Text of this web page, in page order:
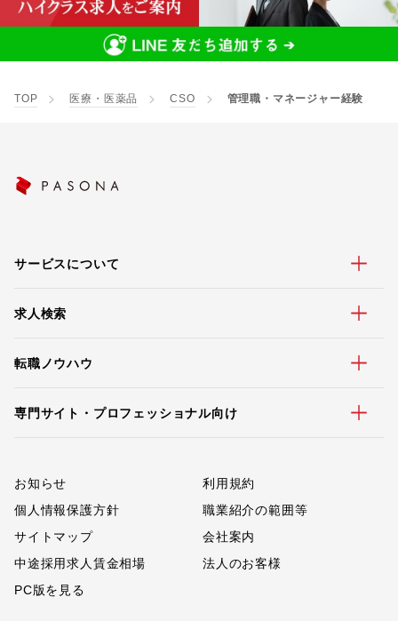
TOP 医療・医薬品 CSO 管理職・マネージャー経験
サービスについて
求人検索
転職ノウハウ
専門サイト・プロフェッショナル向け
お知らせ
利用規約
個人情報保護方針
職業紹介の範囲等
サイトマップ
会社案内
中途採用求人賃金相場
法人のお客様
PC版を見る